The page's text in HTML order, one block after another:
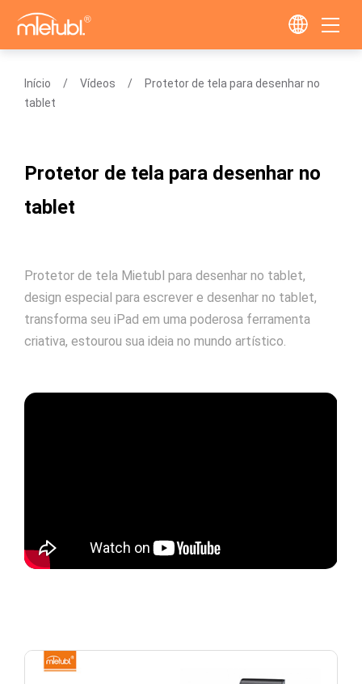
Início Vídeos
Protetor de tela para desenhar no
tablet
Protetor de tela para desenhar no
tablet
Protetor de tela Mietubl para desenhar no tablet,
design especial para escrever e desenhar no tablet,
transforma seu iPad em uma poderosa ferramenta
criativa, estourou sua ideia no mundo artístico.